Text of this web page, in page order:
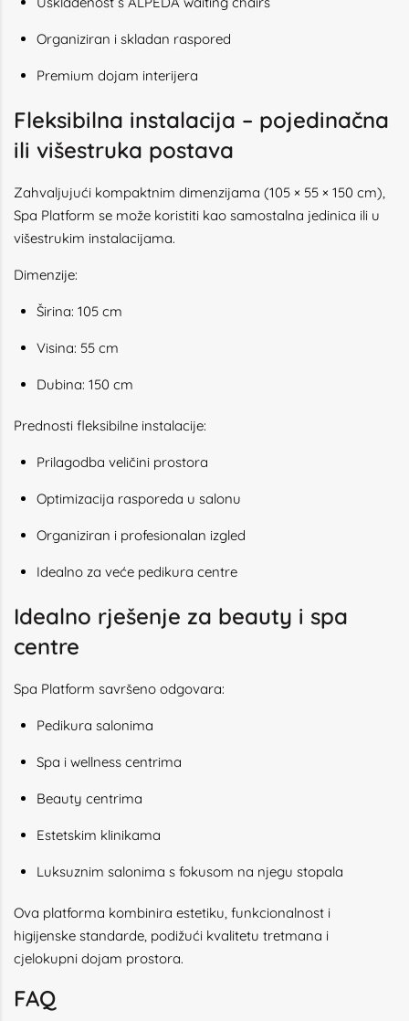
Organiziran i skladan raspored
Premium dojam interijera
Fleksibilna instalacija – pojedinačna
ili višestruka postava
Zahvaljujući kompaktnim dimenzijama (105 × 55 × 150 cm),
Spa Platform se može koristiti kao samostalna jedinica ili u
višestrukim instalacijama.
Dimenzije:
Širina: 105 cm
Visina: 55 cm
Dubina: 150 cm
Prednosti fleksibilne instalacije:
Prilagodba veličini prostora
Optimizacija rasporeda u salonu
Organiziran i profesionalan izgled
Idealno za veće pedikura centre
Idealno rješenje za beauty i spa
centre
Spa Platform savršeno odgovara:
Pedikura salonima
Spa i wellness centrima
Beauty centrima
Estetskim klinikama
Luksuznim salonima s fokusom na njegu stopala
Ova platforma kombinira estetiku, funkcionalnost i
higijenske standarde, podižući kvalitetu tretmana i
cjelokupni dojam prostora.
FAQ